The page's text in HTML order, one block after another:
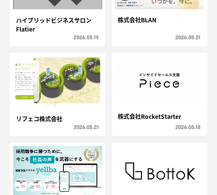
ハイブリッドビジネスサロン
Flatier
2026.05.19
株式会社BLAN
2026.05.21
リフェコ株式会社
2026.05.21
株式会社RocketStarter
2026.05.18